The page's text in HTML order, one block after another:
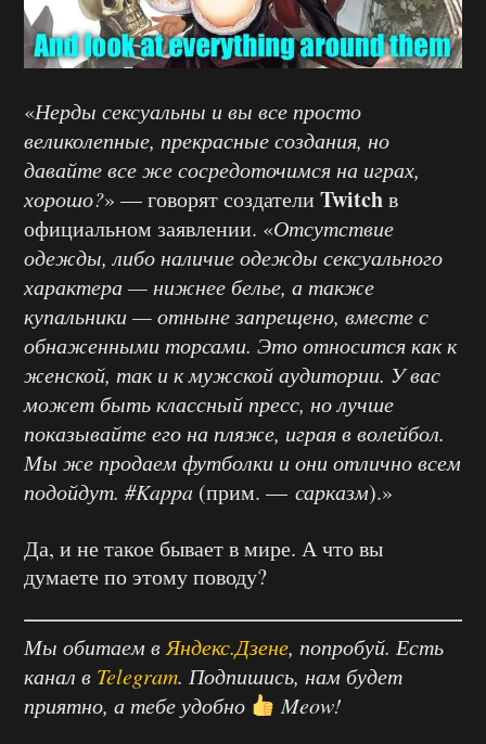
«Нерды сексуальны и вы все просто
великолепные, прекрасные создания, но
давайте все же сосредоточимся на играх,
хорошо?» — говорят создатели Twitchв
официальном заявлении. «Отсутствие
одежды, либо наличие одежды сексуального
характера — нижнее белье, а также
купальники — отныне запрещено, вместе с
обнаженными торсами. Это относится как к
женской, так и к мужской аудитории. У вас
может быть классный пресс, но лучше
показывайте его на пляже, играя в волейбол.
Мы же продаем футболки и они отлично всем
подойдут. #Kappa (прим. — сарказм).»
Да, и не такое бывает в мире. А что вы
думаете по этому поводу?
Мы обитаем в Яндекс.Дзене, попробуй. Есть
канал в Telegram. Подпишись, нам будет
приятно, а тебе удобно
Meow!